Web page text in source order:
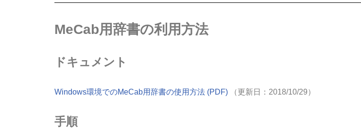
MeCab用辞書の利用方法
ドキュメント
Windows環境でのMeCab用辞書の使用方法 (PDF) （更新日：2018/10/29）
手順